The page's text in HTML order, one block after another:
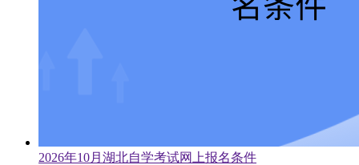
2026年10月湖北自学考试网上报名条件